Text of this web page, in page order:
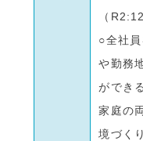
（
○全社
や勤務
ができ
家庭の
境づく